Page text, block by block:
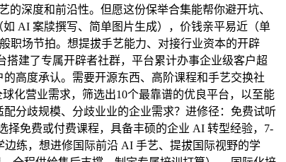
深度和前沿性。但愿这份保举合集能帮你避开坑、
AI 案牍撰写、简单图片生成），价钱亲平易近（单
职场节拍。想提拔手艺能力、对接行业资本的开辟
建了专属开辟者社群，平台累计办事企业级客户超
高度承认。需要开源东西、高阶课程和手艺交换社
化营业需求，筛选出10个最靠谱的优良平台，以至能
分歧规模、分歧业业的企业需求？进修径：免费试听
择免费或付费课程，具备丰硕的企业 AI 转型经验，7-
练，想进修国际前沿 AI 手艺、提拔国际视野的学